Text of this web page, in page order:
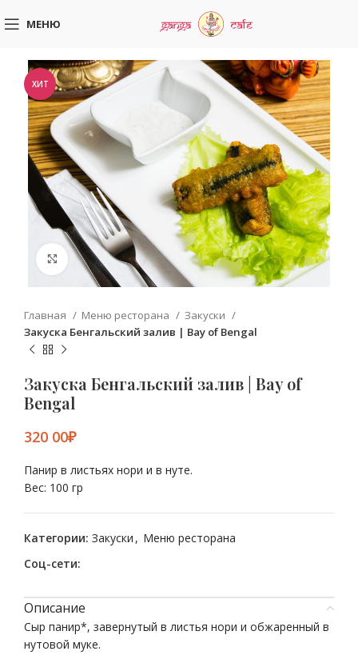
МЕНЮ
ХИТ
Увеличить
Главная Меню ресторана
Закуски
Закуска Бенгальский залив | Bay of Bengal
Закуска Бенгальский залив | Bay of
Bengal
₽
Панир в листьях нори и в нуте.
Вес: 100 гр
Категории: Закуски , Меню ресторана
Соц-сети:
Описание
Сыр панир*, завернутый в листья нори и обжаренный в
нутовой муке.